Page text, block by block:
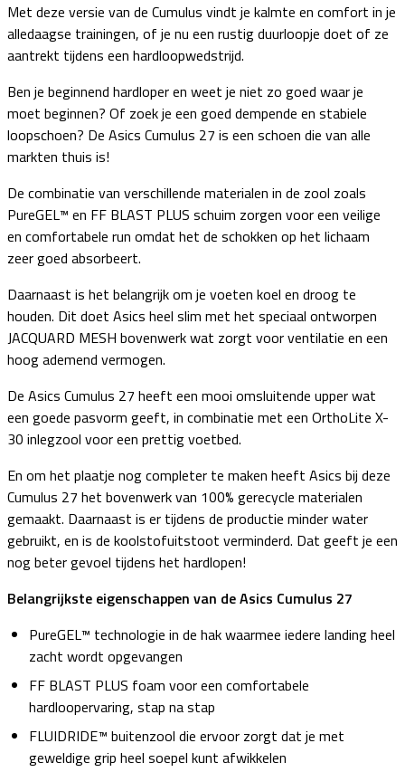
Met deze versie van de Cumulus vindt je kalmte en comfort in je
alledaagse trainingen, of je nu een rustig duurloopje doet of ze
aantrekt tijdens een hardloopwedstrijd.
Ben je beginnend hardloper en weet je niet zo goed waar je
moet beginnen? Of zoek je een goed dempende en stabiele
loopschoen? De Asics Cumulus 27 is een schoen die van alle
markten thuis is!
De combinatie van verschillende materialen in de zool zoals
PureGEL™ en FF BLAST PLUS schuim zorgen voor een veilige
en comfortabele run omdat het de schokken op het lichaam
zeer goed absorbeert.
Daarnaast is het belangrijk om je voeten koel en droog te
houden. Dit doet Asics heel slim met het speciaal ontworpen
JACQUARD MESH bovenwerk wat zorgt voor ventilatie en een
hoog ademend vermogen.
De Asics Cumulus 27 heeft een mooi omsluitende upper wat
een goede pasvorm geeft, in combinatie met een OrthoLite X-
30 inlegzool voor een prettig voetbed.
En om het plaatje nog completer te maken heeft Asics bij deze
Cumulus 27 het bovenwerk van 100% gerecycle materialen
gemaakt. Daarnaast is er tijdens de productie minder water
gebruikt, en is de koolstofuitstoot verminderd. Dat geeft je een
nog beter gevoel tijdens het hardlopen!
Belangrijkste eigenschappen van de Asics Cumulus 27
PureGEL™ technologie in de hak waarmee iedere landing heel
zacht wordt opgevangen
FF BLAST PLUS foam voor een comfortabele
hardloopervaring, stap na stap
FLUIDRIDE™ buitenzool die ervoor zorgt dat je met
geweldige grip heel soepel kunt afwikkelen